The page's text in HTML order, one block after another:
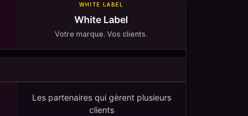
WHITE LABEL
White Label
Votre marque. Vos clients.
Les partenaires qui gèrent plusieurs
clients